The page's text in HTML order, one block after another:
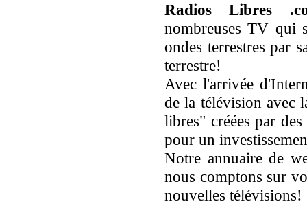
Radios Libres
nombreuses TV qui
ondes terrestres par
terrestre!
Avec l'arrivée
de la télévision avec
libres" créées par
pour un
Notre annuaire de
nous comptons sur
nouvelles télévisions!